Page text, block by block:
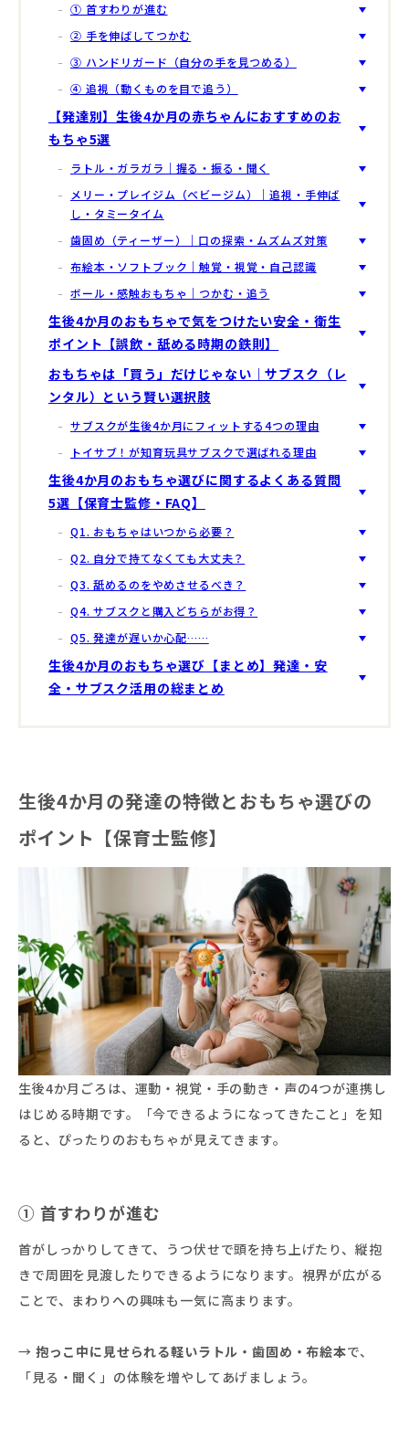
① 首すわりが進む
② 手を伸ばしてつかむ
③ ハンドリガード（自分の手を見つめる）
④ 追視（動くものを目で追う）
【発達別】生後4か月の赤ちゃんにおすすめのお
もちゃ5選
ラトル・ガラガラ｜握る・振る・聞く
メリー・プレイジム（ベビージム）｜追視・手伸ば
し・タミータイム
歯固め（ティーザー）｜口の探索・ムズムズ対策
布絵本・ソフトブック｜触覚・視覚・自己認識
ボール・感触おもちゃ｜つかむ・追う
生後4か月のおもちゃで気をつけたい安全・衛生
ポイント【誤飲・舐める時期の鉄則】
おもちゃは「買う」だけじゃない｜サブスク（レ
ンタル）という賢い選択肢
サブスクが生後4か月にフィットする4つの理由
トイサブ！が知育玩具サブスクで選ばれる理由
生後4か月のおもちゃ選びに関するよくある質問
5選【保育士監修・FAQ】
Q1. おもちゃはいつから必要？
Q2. 自分で持てなくても大丈夫？
Q3. 舐めるのをやめさせるべき？
Q4. サブスクと購入どちらがお得？
Q5. 発達が遅いか心配……
生後4か月のおもちゃ選び【まとめ】発達・安
全・サブスク活用の総まとめ
生後4か月の発達の特徴とおもちゃ選びの
ポイント【保育士監修】
生後4か月ごろは、運動・視覚・手の動き・声の4つが連携し
はじめる時期です。「今できるようになってきたこと」を知
ると、ぴったりのおもちゃが見えてきます。
① 首すわりが進む
首がしっかりしてきて、うつ伏せで頭を持ち上げたり、縦抱
きで周囲を見渡したりできるようになります。視界が広がる
ことで、まわりへの興味も一気に高まります。
→ 抱っこ中に見せられる軽いラトル・歯固め・布絵本で、
「見る・聞く」の体験を増やしてあげましょう。